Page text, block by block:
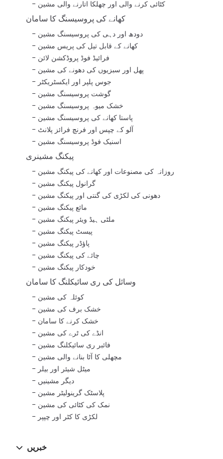
کٹائی کرنے والی اور چھلکا اتارنے والی مشین
کھانے کی پروسیسنگ کا سامان
دودھ اور دہی کی پروسیسنگ مشین
کھانے کے قابل تیل کی پریس مشین
فرائیڈ فوڈ پروڈکشن لائن
پھل اور سبزیوں کی دھونے کی مشین
جوس پلپر اور ایکسٹریکٹر
گوشت پروسیسنگ مشین
خشک میوہ پروسیسنگ مشین
پاستا کھانے کی پروسیسنگ مشین
آلو کے چپس اور فرنچ فرائز پلانٹ
اسنیک فوڈ پروسیسنگ مشین
پیکنگ مشینری
روزانہ کی مصنوعات اور کھانے کی پیکنگ مشین
گرانول پیکنگ مشین
دھونی کی لکڑی کی گنتی اور پیکنگ مشین
مائع پیکنگ مشین
ملٹی ہیڈ ویئر پیکنگ مشین
پیسٹ پیکنگ مشین
پاؤڈر پیکنگ مشین
چائے کی پیکنگ مشین
خودکار پیکنگ مشین
وسائل کی ری سائیکلنگ کا سامان
کوئلہ کی مشین
خشک برف کی مشین
خشک کرنے کا سامان
انڈے کی ٹرے کی مشین
فائبر ری سائیکلنگ مشین
مچھلی کا آٹا بنانے والی مشین
میٹل شیئر اور بیلر
دیگر مشینیں
پلاسٹک گرینولیٹر مشین
نمک کی کٹائی کی مشین
لکڑی کا کٹر اور چپپر
خبریں